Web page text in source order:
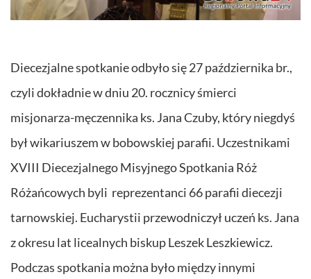
Diecezjalne spotkanie odbyło się 27 października br.,
czyli dokładnie w dniu 20. rocznicy śmierci
misjonarza-męczennika ks. Jana Czuby, który niegdyś
był wikariuszem w bobowskiej parafii. Uczestnikami
XVIII Diecezjalnego Misyjnego Spotkania Róż
Różańcowych byli reprezentanci 66 parafii diecezji
tarnowskiej. Eucharystii przewodniczył uczeń ks. Jana
z okresu lat licealnych biskup Leszek Leszkiewicz.
Podczas spotkania można było między innymi